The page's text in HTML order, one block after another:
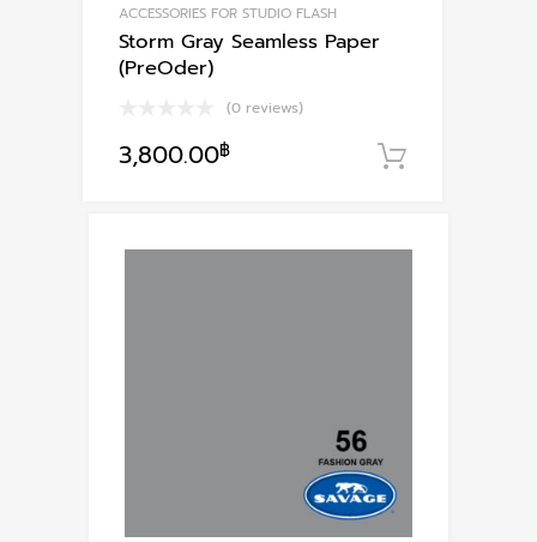
ACCESSORIES FOR STUDIO FLASH
Storm Gray Seamless Paper
(PreOder)
(0 reviews)
3,800.00฿